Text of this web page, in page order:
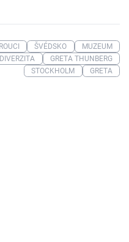
ŠVÉDSKO
MUZEUM
GRETA THUNBERG
STOCKHOLM
GRETA